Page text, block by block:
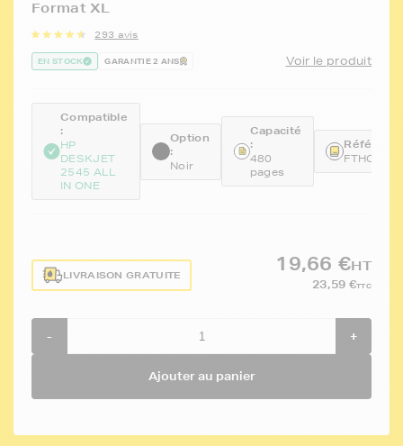
Format XL
293 avis
EN STOCK GARANTIE 2 ANS Voir le produit
Compatible
:
HP
DESKJET
2545 ALL
IN ONE
Option
:
Noir
Capacité
:
480
pages
LIVRAISON GRATUITE
19,66 €HT
23,59 €TTC
- +
Ajouter au panier